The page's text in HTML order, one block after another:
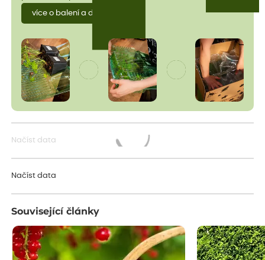
více o balení a dopravě
Načíst data
Načíst data
Související články